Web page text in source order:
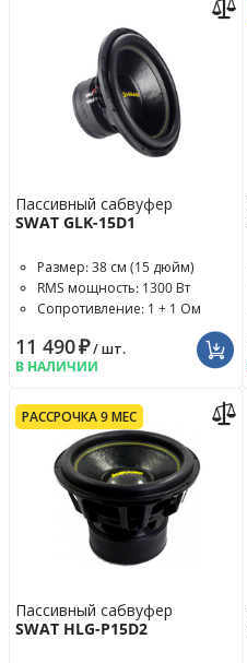
Пассивный сабвуфер
SWAT GLK-15D1
Размер: 38 см (15 дюйм)
RMS мощность: 1300 Вт
Сопротивление: 1 + 1 Ом
11 490₽/ шт.
В НАЛИЧИИ
РАССРОЧКА 9 МЕС
Пассивный сабвуфер
SWAT HLG-P15D2